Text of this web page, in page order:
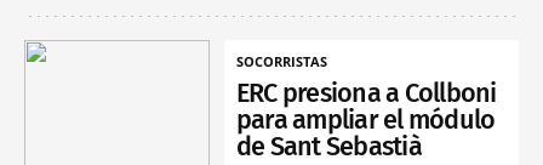
SOCORRISTAS
ERC presiona a Collboni
para ampliar el módulo
de Sant Sebastià